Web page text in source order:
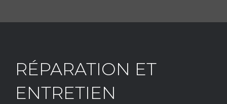
RÉPARATION ET
ENTRETIEN